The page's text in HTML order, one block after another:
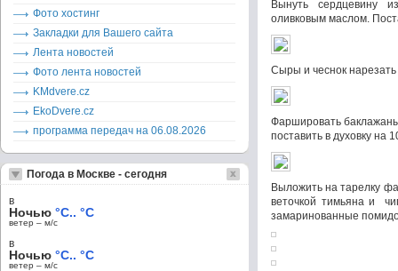
Вынуть сердцевину
оливковым маслом.
Сыры и чеснок
Фаршировать
поставить в духовку на
Выложить на тарелку
веточкой тимьяна и
замаринованные
Фото хостинг
Закладки для Вашего сайта
Лента новостей
Фото лента новостей
KMdvere.cz
EkoDvere.cz
программа передач на 06.08.2026
Погода в Москве - сегодня
в
Ночью °C.. °C
ветер – м/c
в
Ночью °C.. °C
ветер – м/c